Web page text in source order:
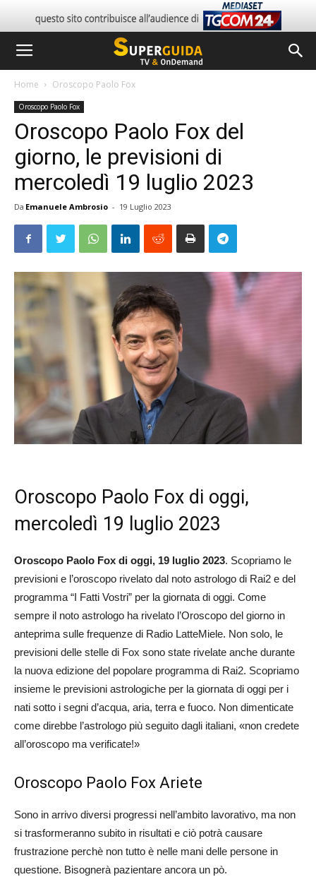
Home Oroscopo Paolo Fox
Oroscopo Paolo Fox
Oroscopo Paolo Fox del
giorno, le previsioni di
mercoledì 19 luglio 2023
Da Emanuele Ambrosio - 19 Luglio 2023
Oroscopo Paolo Fox di oggi,
mercoledì 19 luglio 2023
Oroscopo Paolo Fox di oggi, 19 luglio 2023. Scopriamo le
previsioni e l’oroscopo rivelato dal noto astrologo di Rai2 e del
programma “I Fatti Vostri” per la giornata di oggi. Come
sempre il noto astrologo ha rivelato l’Oroscopo del giorno in
anteprima sulle frequenze di Radio LatteMiele. Non solo, le
previsioni delle stelle di Fox sono state rivelate anche durante
la nuova edizione del popolare programma di Rai2. Scopriamo
insieme le previsioni astrologiche per la giornata di oggi per i
nati sotto i segni d’acqua, aria, terra e fuoco. Non dimenticate
come direbbe l’astrologo più seguito dagli italiani, «non credete
all’oroscopo ma verificate!»
Oroscopo Paolo Fox Ariete
Sono in arrivo diversi progressi nell’ambito lavorativo, ma non
si trasformeranno subito in risultati e ciò potrà causare
frustrazione perchè non tutto è nelle mani delle persone in
questione. Bisognerà pazientare ancora un pò.